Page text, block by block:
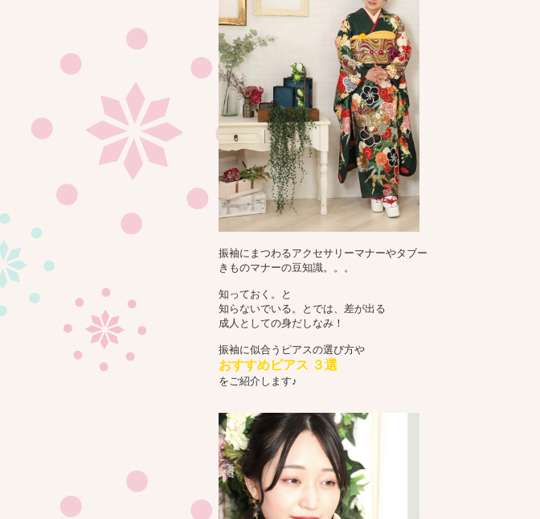
振袖にまつわるアクセサリーマナーやタブー
きものマナーの豆知識。。。
知っておく。と
知らないでいる。とでは、差が出る
成人としての身だしなみ！
振袖に似合うピアスの選び方や
おすすめピアス ３選
をご紹介します♪